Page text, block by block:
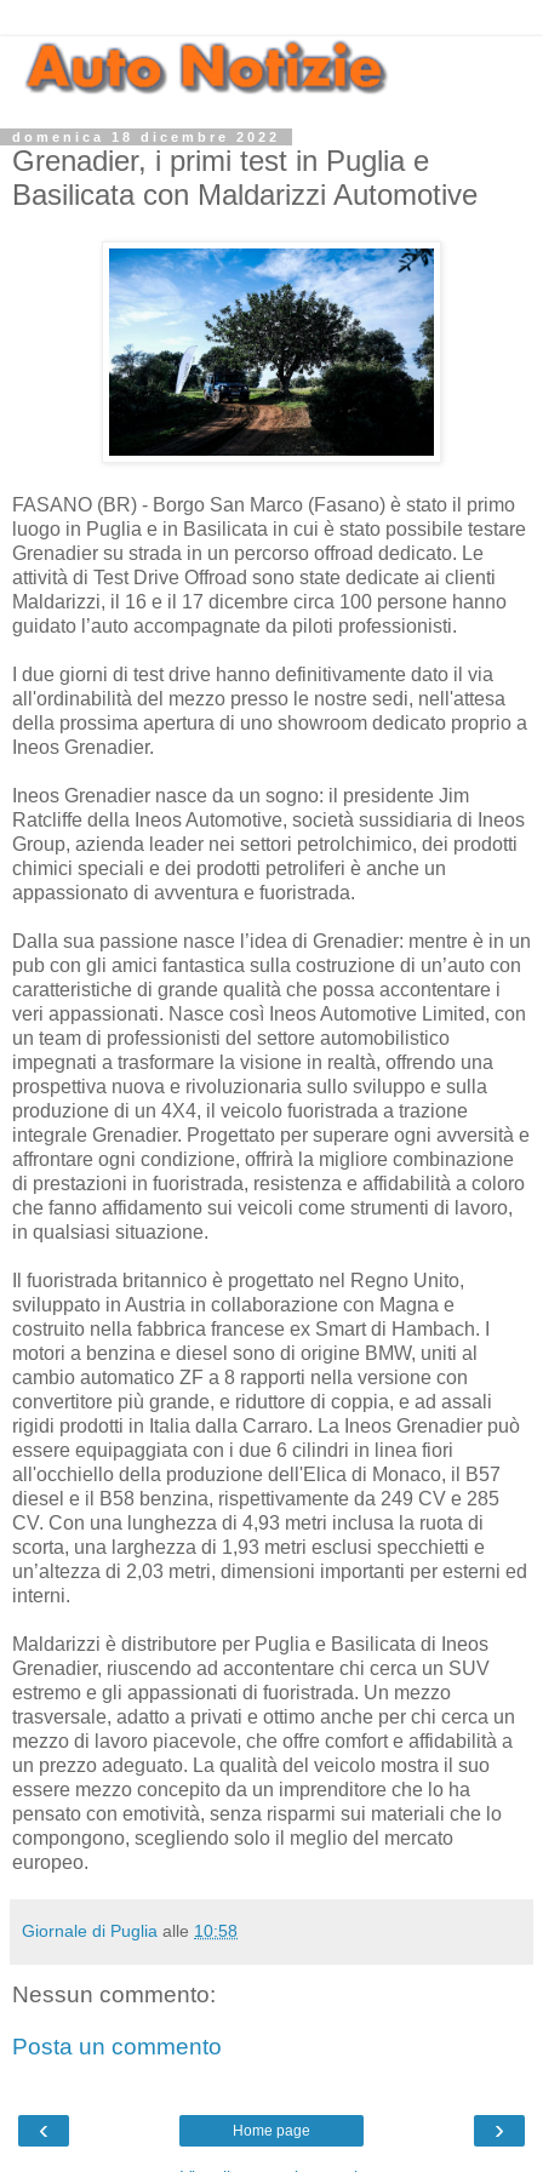
domenica 18 dicembre 2022
Grenadier, i primi test in Puglia e
Basilicata con Maldarizzi Automotive
FASANO (BR) - Borgo San Marco (Fasano) è stato il primo
luogo in Puglia e in Basilicata in cui è stato possibile testare
Grenadier su strada in un percorso offroad dedicato. Le
attività di Test Drive Offroad sono state dedicate ai clienti
Maldarizzi, il 16 e il 17 dicembre circa 100 persone hanno
guidato l’auto accompagnate da piloti professionisti.
I due giorni di test drive hanno definitivamente dato il via
all'ordinabilità del mezzo presso le nostre sedi, nell'attesa
della prossima apertura di uno showroom dedicato proprio a
Ineos Grenadier.
Ineos Grenadier nasce da un sogno: il presidente Jim
Ratcliffe della Ineos Automotive, società sussidiaria di Ineos
Group, azienda leader nei settori petrolchimico, dei prodotti
chimici speciali e dei prodotti petroliferi è anche un
appassionato di avventura e fuoristrada.
Dalla sua passione nasce l’idea di Grenadier: mentre è in un
pub con gli amici fantastica sulla costruzione di un’auto con
caratteristiche di grande qualità che possa accontentare i
veri appassionati. Nasce così Ineos Automotive Limited, con
un team di professionisti del settore automobilistico
impegnati a trasformare la visione in realtà, offrendo una
prospettiva nuova e rivoluzionaria sullo sviluppo e sulla
produzione di un 4X4, il veicolo fuoristrada a trazione
integrale Grenadier. Progettato per superare ogni avversità e
affrontare ogni condizione, offrirà la migliore combinazione
di prestazioni in fuoristrada, resistenza e affidabilità a coloro
che fanno affidamento sui veicoli come strumenti di lavoro,
in qualsiasi situazione.
Il fuoristrada britannico è progettato nel Regno Unito,
sviluppato in Austria in collaborazione con Magna e
costruito nella fabbrica francese ex Smart di Hambach. I
motori a benzina e diesel sono di origine BMW, uniti al
cambio automatico ZF a 8 rapporti nella versione con
convertitore più grande, e riduttore di coppia, e ad assali
rigidi prodotti in Italia dalla Carraro. La Ineos Grenadier può
essere equipaggiata con i due 6 cilindri in linea fiori
all'occhiello della produzione dell'Elica di Monaco, il B57
diesel e il B58 benzina, rispettivamente da 249 CV e 285
CV. Con una lunghezza di 4,93 metri inclusa la ruota di
scorta, una larghezza di 1,93 metri esclusi specchietti e
un’altezza di 2,03 metri, dimensioni importanti per esterni ed
interni.
Maldarizzi è distributore per Puglia e Basilicata di Ineos
Grenadier, riuscendo ad accontentare chi cerca un SUV
estremo e gli appassionati di fuoristrada. Un mezzo
trasversale, adatto a privati e ottimo anche per chi cerca un
mezzo di lavoro piacevole, che offre comfort e affidabilità a
un prezzo adeguato. La qualità del veicolo mostra il suo
essere mezzo concepito da un imprenditore che lo ha
pensato con emotività, senza risparmi sui materiali che lo
compongono, scegliendo solo il meglio del mercato
europeo.
Giornale di Puglia alle 10:58
Nessun commento:
Posta un commento
‹ ›
Home page